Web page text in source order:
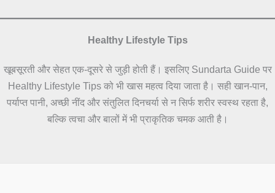
Healthy Lifestyle Tips
खूबसूरती और सेहत एक-दूसरे से जुड़ी होती हैं। इसलिए Sundarta Guide पर
Healthy Lifestyle Tips को भी खास महत्व दिया जाता है। सही खान-पान,
पर्याप्त पानी, अच्छी नींद और संतुलित दिनचर्या से न सिर्फ शरीर स्वस्थ रहता है,
बल्कि त्वचा और बालों में भी प्राकृतिक चमक आती है।